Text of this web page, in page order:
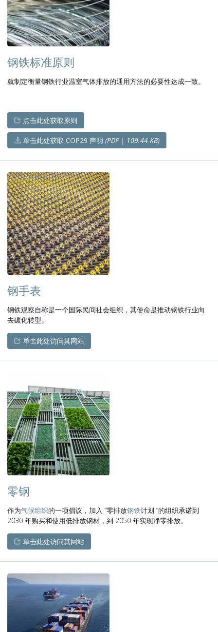
钢铁标准原则
就制定衡量钢铁行业温室气体排放的通用方法的必要性达成一致。
点击此处获取原则
单击此处获取 COP29 声明 (PDF | 109.44 KB)
钢手表
钢铁观察自称是一个国际民间社会组织，其使命是推动钢铁行业向
去碳化转型。
单击此处访问其网站
零钢
作为气候组织的一项倡议，加入 “零排放钢铁计划 “的组织承诺到
2030 年购买和使用低排放钢材，到 2050 年实现净零排放。
单击此处访问其网站